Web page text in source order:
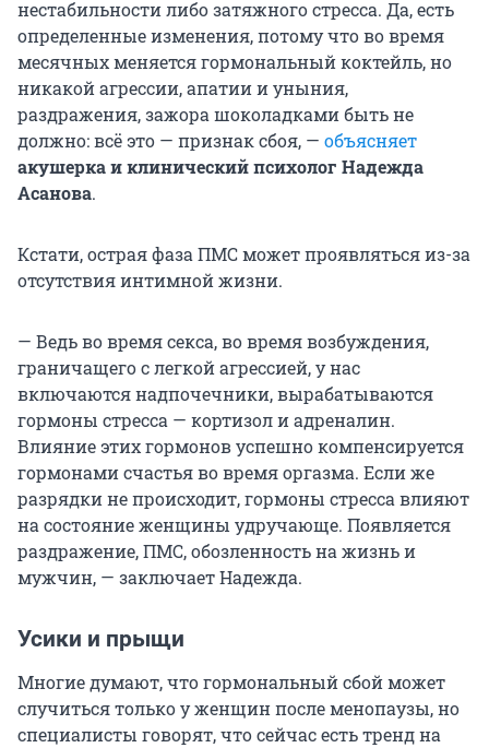
нестабильности либо затяжного стресса. Да, есть
определенные изменения, потому что во время
месячных меняется гормональный коктейль, но
никакой агрессии, апатии и уныния,
раздражения, зажора шоколадками быть не
должно: всё это — признак сбоя, — объясняет
акушерка и клинический психолог Надежда
Асанова.
Кстати, острая фаза ПМС может проявляться из-за
отсутствия интимной жизни.
— Ведь во время секса, во время возбуждения,
граничащего с легкой агрессией, у нас
включаются надпочечники, вырабатываются
гормоны стресса — кортизол и адреналин.
Влияние этих гормонов успешно компенсируется
гормонами счастья во время оргазма. Если же
разрядки не происходит, гормоны стресса влияют
на состояние женщины удручающе. Появляется
раздражение, ПМС, обозленность на жизнь и
мужчин, — заключает Надежда.
Усики и прыщи
Многие думают, что гормональный сбой может
случиться только у женщин после менопаузы, но
специалисты говорят, что сейчас есть тренд на